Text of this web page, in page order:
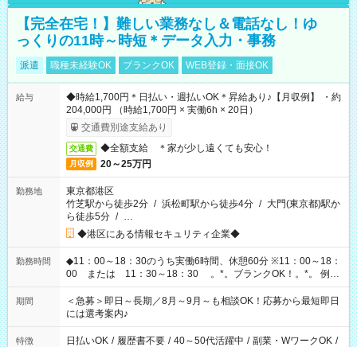
【完全在宅！】難しい業務なし＆電話なし！ゆ
っくりの11時～時短＊データ入力・事務
派遣 職種未経験OK ブランクOK WEB登録・面接OK
給与
◆時給1,700円＊日払い・週払いOK＊昇給あり♪【月収例】 ・約
204,000円 （時給1,700円 × 実働6h × 20日）
交通費別途支給あり
交通費 ◆全額支給 ＊家が少し遠くても安心！
月収例 20～25万円
勤務地
東京都港区
竹芝駅から徒歩2分 / 浜松町駅から徒歩4分 / 大門(東京都)駅か
ら徒歩5分 / …
◆港区にある情報セキュリティ企業◆
勤務時間
◆11：00～18：30のうち実働6時間、休憩60分 ※11：00～18：
00 または 11：30～18：30 。*。ブランクOK！。*。 例え
ば前職が、 在宅/財団法人/事務/コールセンター/受付/販売/カフェ
スタッフ スイーツ販売/ホテルフロント/化粧品販売/など 様々な
業界から入社して活躍されています♪
期間
＜急募＞即日～長期／8月～9月～も相談OK！応募から最短即日
には選考案内♪
特徴 日払いOK / 履歴書不要 / 40～50代活躍中 / 副業・WワークOK /